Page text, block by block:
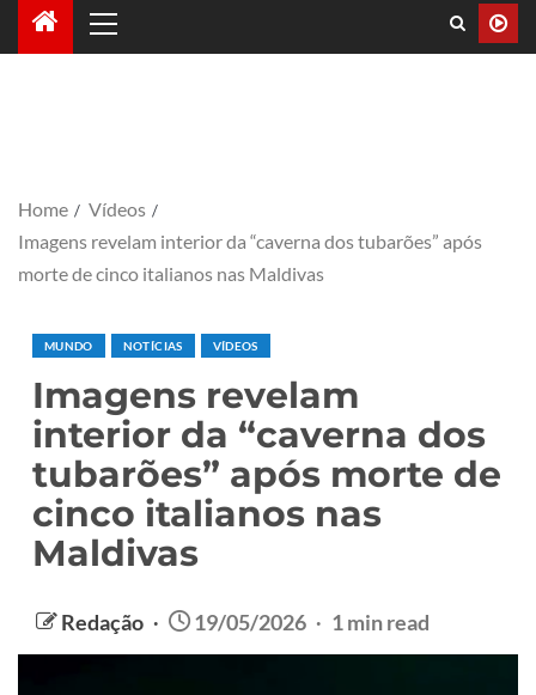
Home
Vídeos
Imagens revelam interior da “caverna dos tubarões” após
morte de cinco italianos nas Maldivas
MUNDO NOTÍCIAS VÍDEOS
Imagens revelam
interior da “caverna dos
tubarões” após morte de
cinco italianos nas
Maldivas
Redação 19/05/2026 1 min read